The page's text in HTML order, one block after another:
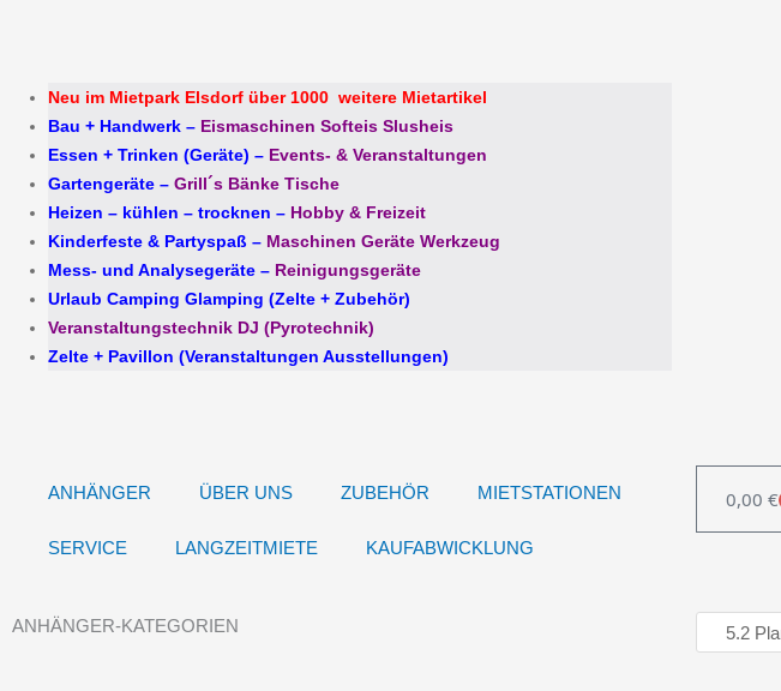
Neu im Mietpark Elsdorf über 1000 weitere Mietartikel
Bau + Handwerk – Eismaschinen Softeis Slusheis
Essen + Trinken (Geräte) – Events- & Veranstaltungen
Gartengeräte – Grill´s Bänke Tische
Heizen – kühlen – trocknen – Hobby & Freizeit
Kinderfeste & Partyspaß – Maschinen Geräte Werkzeug
Mess- und Analysegeräte – Reinigungsgeräte
Urlaub Camping Glamping (Zelte + Zubehör)
Veranstaltungstechnik DJ (Pyrotechnik)
Zelte + Pavillon (Veranstaltungen Ausstellungen)
ANHÄNGER ÜBER UNS ZUBEHÖR MIETSTATIONEN
SERVICE LANGZEITMIETE KAUFABWICKLUNG
0,00 €
ANHÄNGER-KATEGORIEN